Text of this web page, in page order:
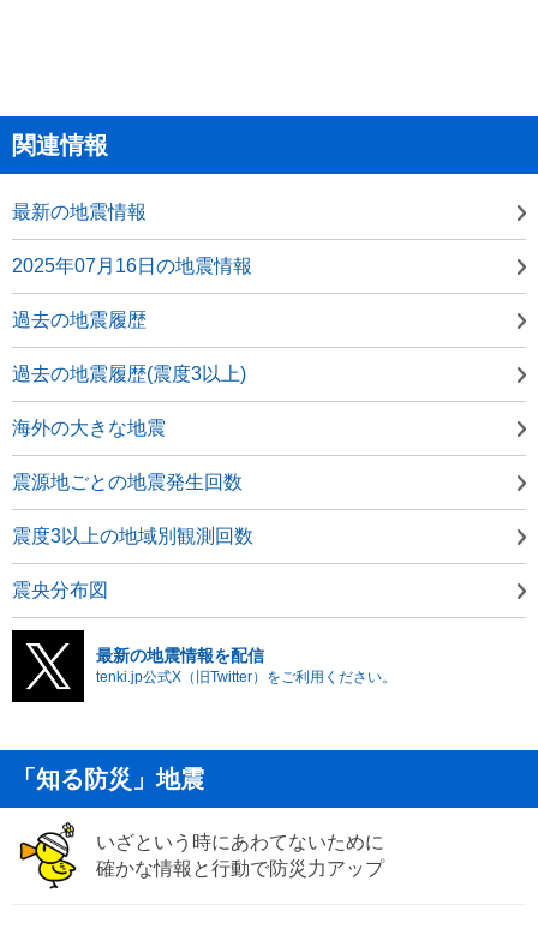
関連情報
最新の地震情報
2025年07月16日の地震情報
過去の地震履歴
過去の地震履歴(震度3以上)
海外の大きな地震
震源地ごとの地震発生回数
震度3以上の地域別観測回数
震央分布図
最新の地震情報を配信
tenki.jp公式X（旧Twitter）をご利用ください。
「知る防災」地震
いざという時にあわてないために
確かな情報と行動で防災力アップ